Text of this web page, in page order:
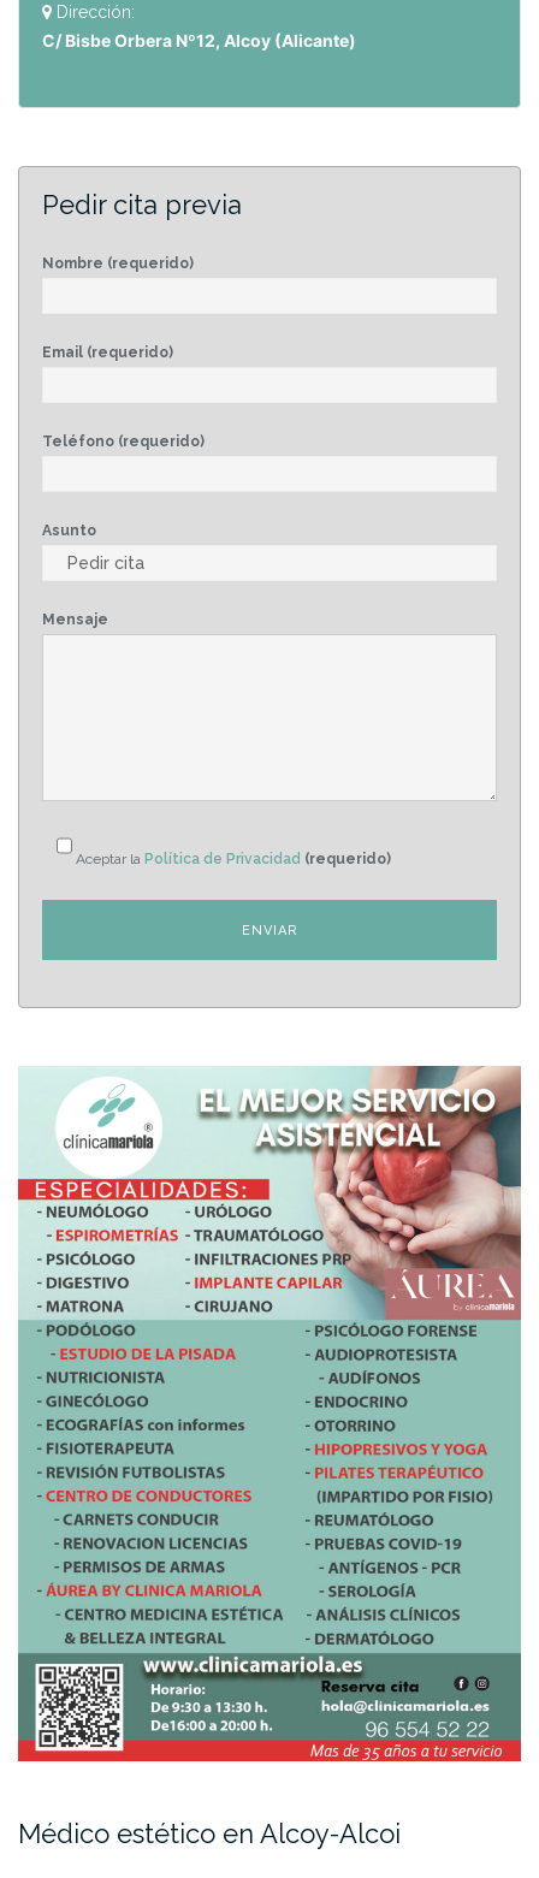
Dirección:
C/ Bisbe Orbera Nº12, Alcoy (Alicante)
Pedir cita previa
Nombre (requerido)
Email (requerido)
Teléfono (requerido)
Asunto
Mensaje
Aceptar la Política de Privacidad (requerido)
Médico estético en Alcoy-Alcoi